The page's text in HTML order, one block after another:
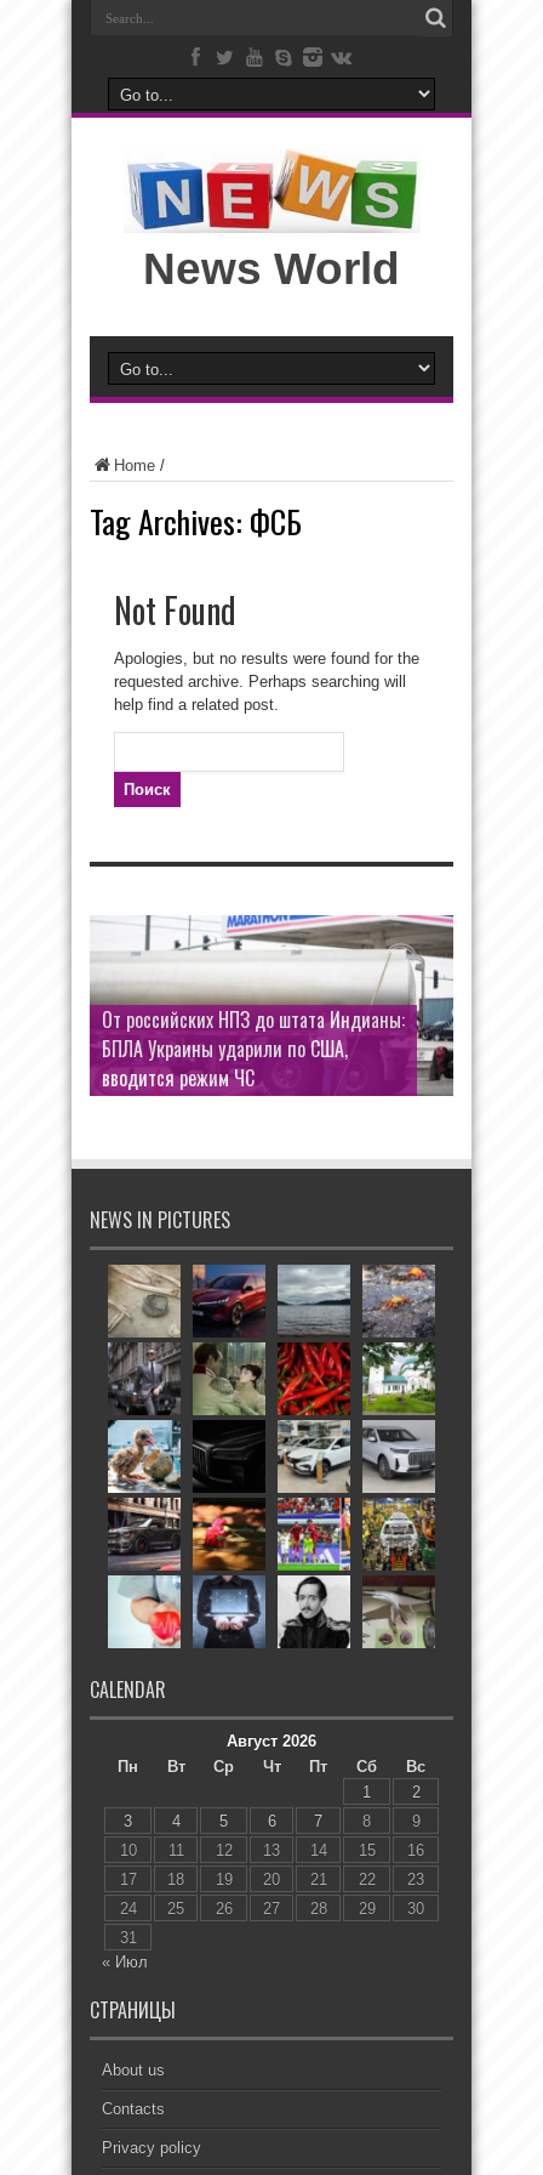
News World
Home /
Tag Archives: ФСБ
Not Found
Apologies, but no results were found for the
requested archive. Perhaps searching will
help find a related post.
От российских НПЗ до штата Индианы:
БПЛА Украины ударили по США,
вводится режим ЧС
NEWS IN PICTURES
CALENDAR
Август 2026
Пн
Вт Ср Чт Пт Сб
Вс
1
2
3
4 5 6 7 8
9
10
11 12 13 14 15
16
17
18 19 20 21 22
23
24
25 26 27 28 29
30
31
« Июл
СТРАНИЦЫ
About us
Contacts
Privacy policy